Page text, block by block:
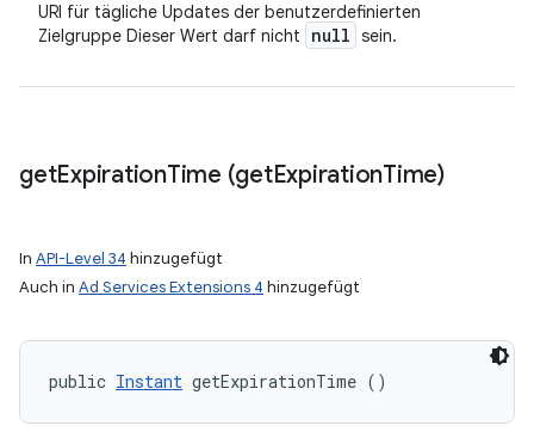
URI für tägliche Updates der benutzerdefinierten
Zielgruppe Dieser Wert darf nicht
null sein.
getExpirationTime (getExpirationTime)
In API-Level 34 hinzugefügt
Auch in Ad Services Extensions 4 hinzugefügt
public Instant getExpirationTime ()